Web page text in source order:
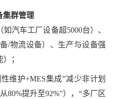
集群管理
如汽车工厂设备超5000台）、
/物流设备）、生产与设备强
；
维护+MES集成”减少非计划
80%提升至92%”），“多厂区